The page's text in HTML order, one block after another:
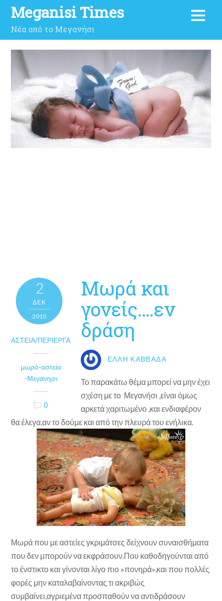
Meganisi Times
Νέα από το Μεγανήσι
2
ΔΕΚ
2010
ΑΣΤΕΊΑ/ΠΕΡΊΕΡΓΑ
μωρά-αστεία
-Μεγανησι
0
Μωρά και
γονείς….εν
δράση
ΈΛΛΗ ΚΑΒΒΑΔΆ
Το παρακάτω θέμα μπορεί να μην έχει
σχέση με το Μεγανήσι ,είναι όμως
αρκετά χαριτωμένο ,και ενδιαφέρον
θα έλεγα,αν το δούμε και από την πλευρά του ενήλικα.
Μωρά που με αστείες γκριμάτσες δείχνουν συναισθήματα
που δεν μπορούν να εκφράσουν.Που καθοδηγούνται από
το ένστικτο και γίνονται λίγο πιο »πονηρά»,και που πολλές
φορές μην καταλαβαίνοντας τι ακριβώς
συμβαίνει,αγριεμένα προσπαθούν να αντιδράσουν